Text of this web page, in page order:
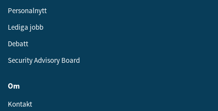
Personalnytt
Lediga jobb
Debatt
Security Advisory Board
Om
Kontakt